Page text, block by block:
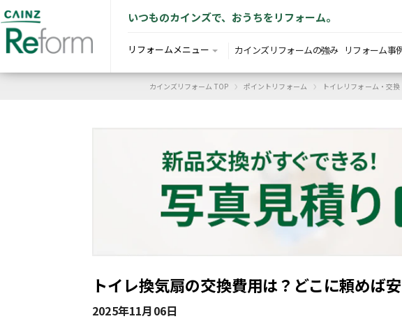
いつものカインズで、おうちをリフォーム。
リフォームメニュー カインズリフォームの強み リフォーム事
カインズリフォーム TOP › ポイントリフォーム › トイレリフォーム・交換
トイレ換気扇の交換費用は？どこに頼めば
2025年11月06日